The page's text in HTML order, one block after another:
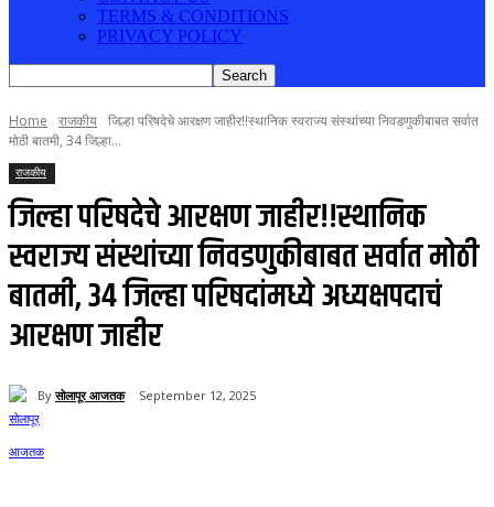
TERMS & CONDITIONS
PRIVACY POLICY
Home राजकीय जिल्हा परिषदेचे आरक्षण जाहीर!!स्थानिक स्वराज्य संस्थांच्या निवडणुकीबाबत सर्वात
मोठी बातमी, 34 जिल्हा...
राजकीय
जिल्हा परिषदेचे आरक्षण जाहीर!!स्थानिक
स्वराज्य संस्थांच्या निवडणुकीबाबत सर्वात मोठी
बातमी, 34 जिल्हा परिषदांमध्ये अध्यक्षपदाचं
आरक्षण जाहीर
By सोलापूर आजतक September 12, 2025